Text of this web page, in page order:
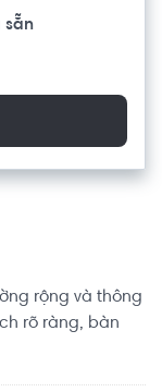
sẵn
rộng và thông
rõ ràng, bàn